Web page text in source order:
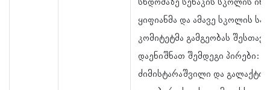
სხდომაზე სენაკის სკოლის
ყიფიანმა და ამავე სკოლის
კომიტეტმა გამგეობას
დაენიშნათ შემდეგი პირები:
ძიმისტარაშვილი და